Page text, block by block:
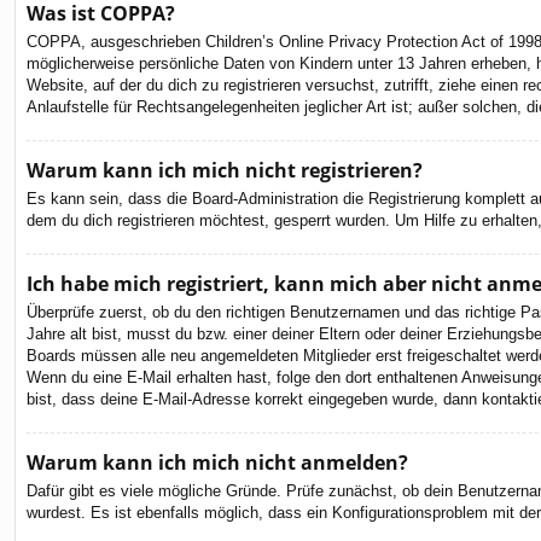
Was ist COPPA?
COPPA, ausgeschrieben Children’s Online Privacy Protection Act of
möglicherweise persönliche Daten von Kindern unter 13 Jahren
Website, auf der du dich zu registrieren versuchst, zutrifft, ziehe einen
Anlaufstelle für Rechtsangelegenheiten jeglicher Art ist; außer solchen,
Warum kann ich mich nicht registrieren?
Es kann sein, dass die Board-Administration die Registrierung
dem du dich registrieren möchtest, gesperrt wurden. Um Hilfe zu
Ich habe mich registriert, kann mich aber nicht
Überprüfe zuerst, ob du den richtigen Benutzernamen und das richtige
Jahre alt bist, musst du bzw. einer deiner Eltern oder deiner
Boards müssen alle neu angemeldeten Mitglieder erst freigeschaltet
Wenn du eine E-Mail erhalten hast, folge den dort enthaltenen
bist, dass deine E-Mail-Adresse korrekt eingegeben wurde, dann
Warum kann ich mich nicht anmelden?
Dafür gibt es viele mögliche Gründe. Prüfe zunächst, ob dein
wurdest. Es ist ebenfalls möglich, dass ein Konfigurationsproblem mit